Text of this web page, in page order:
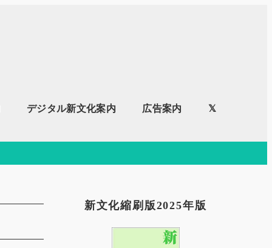
デジタル新文化案内 広告案内 𝕏
新文化縮刷版2025年版